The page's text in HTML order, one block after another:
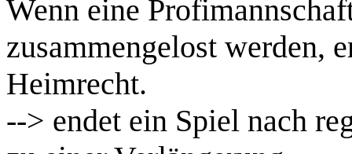
Wenn eine
zusammengelost werden,
Heimrecht.
--> endet ein Spiel nach